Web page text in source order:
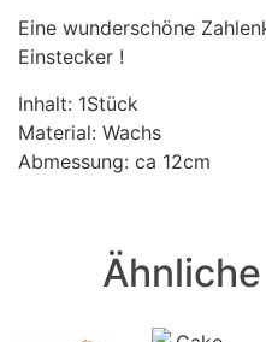
Eine wunderschöne
Einstecker !
Inhalt: 1Stück
Material: Wachs
Abmessung: ca 12cm